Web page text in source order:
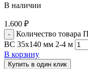
В наличии
1.600 ₽
Количество товара
ВС 35х140 мм 2-4 м
В корзину
Купить в один клик